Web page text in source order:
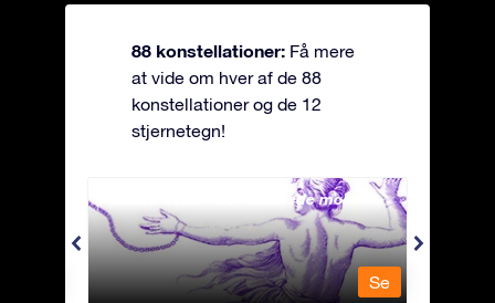
88 konstellationer: Få mere
at vide om hver af de 88
konstellationer og de 12
stjernetegn!
Andromeda - Den lænkede mø
Se